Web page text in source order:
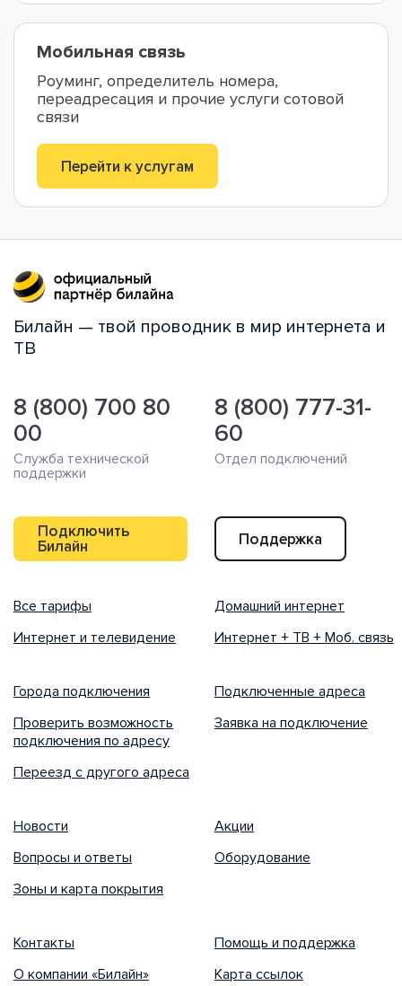
Мобильная связь
Роуминг, определитель номера,
переадресация и прочие услуги сотовой
связи
Перейти к услугам
Билайн — твой проводник в мир интернета и
ТВ
8 (800) 700 80
00
Служба технической
поддержки
8 (800) 777-31-
60
Отдел подключений
Подключить
Билайн
Поддержка
Все тарифы
Домашний интернет
Интернет и телевидение
Интернет + ТВ + Моб. связь
Города подключения
Подключенные адреса
Проверить возможность
подключения по адресу
Заявка на подключение
Переезд с другого адреса
Новости
Акции
Вопросы и ответы
Оборудование
Зоны и карта покрытия
Контакты
Помощь и поддержка
О компании «Билайн»
Карта ссылок